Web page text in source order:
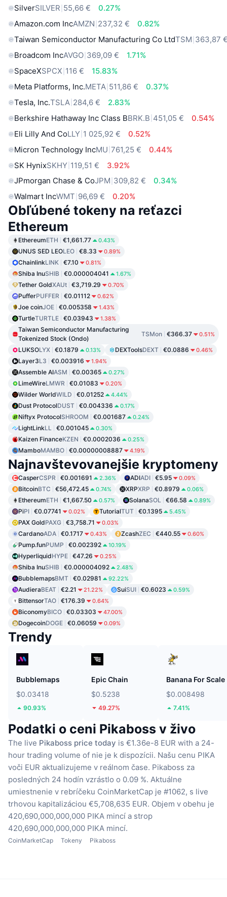
SilverSILVER 55,66 €
0.27%
Amazon.com IncAMZN 237,32 €
0.82%
Taiwan Semiconductor Manufacturing Co LtdTSM 363,87
Broadcom IncAVGO 369,09 €
1.71%
SpaceXSPCX 116 €
15.83%
Meta Platforms, Inc.META 511,86 €
0.37%
Tesla, Inc.TSLA 284,6 €
2.83%
Berkshire Hathaway Inc Class BBRK.B 451,05 €
0.54%
Eli Lilly And CoLLY 1 025,92 €
0.52%
Micron Technology IncMU 761,25 €
0.44%
SK HynixSKHY 119,51 €
3.92%
JPmorgan Chase & CoJPM 309,82 €
0.34%
Walmart IncWMT 96,69 € 0.20%
Obľúbené tokeny na reťazci
Ethereum
EthereumETH €1,661.77 0.43%
UNUS SED LEOLEO €8.33 0.89%
ChainlinkLINK €7.10 0.81%
Shiba InuSHIB €0.000004041 1.67%
Tether GoldXAUt €3,719.29 0.70%
PufferPUFFER €0.01112 0.62%
Joe coinJOE €0.005358 1.43%
TurtleTURTLE €0.03943 1.38%
Taiwan Semiconductor Manufacturing
Tokenized Stock (Ondo)
TSMon €366.37 0.51%
LUKSOLYX €0.1879 0.13% DEXToolsDEXT €0.0886 0.46%
Layer3L3 €0.003916 1.94%
Assemble AIASM €0.00365 0.27%
LimeWireLMWR €0.01083 0.20%
Wilder WorldWILD €0.01252 4.44%
Dust ProtocolDUST €0.004336 0.17%
Niftyx ProtocolSHROOM €0.001687 0.24%
LightLinkLL €0.001045 0.30%
Kaizen FinanceKZEN €0.0002036 0.25%
MamboMAMBO €0.00000008887 4.19%
Najnavštevovanejšie kryptomeny
CasperCSPR €0.001691 2.36% ADIADI €5.95 0.09%
BitcoinBTC €56,472.45 0.74% XRPXRP €0.8979 0.06%
EthereumETH €1,667.50 0.57% SolanaSOL €66.58 0.89%
PiPI €0.07741 0.02% TutorialTUT €0.1395 5.45%
PAX GoldPAXG €3,758.71 0.03%
CardanoADA €0.1717 0.43% ZcashZEC €440.55 0.60%
Pump.funPUMP €0.002392 10.19%
HyperliquidHYPE €47.26 0.25%
Shiba InuSHIB €0.000004092 2.48%
BubblemapsBMT €0.02981 92.22%
AudieraBEAT €2.21 21.22% SuiSUI €0.6023 0.59%
BittensorTAO €176.39 0.64%
BiconomyBICO €0.03303 47.00%
DogecoinDOGE €0.06059 0.09%
Trendy
Bubblemaps
$0.03418
90.93%
Epic Chain
$0.5238
49.27%
Banana For Scale
$0.008498
7.41%
Podatki o ceni Pikaboss v živo
The live Pikaboss price today is €1.36e-8 EUR with a 24-
hour trading volume of nie je k dispozícii. Našu cenu PIKA
voči EUR aktualizujeme v reálnom čase. Pikaboss za
posledných 24 hodín vzrástlo o 0.09 %. Aktuálne
umiestnenie v rebríčeku CoinMarketCap je #1062, s live
trhovou kapitalizáciou €5,708,635 EUR. Objem v obehu je
420,690,000,000,000 PIKA mincí a strop
420,690,000,000,000 PIKA mincí.
CoinMarketCap Tokeny Pikaboss